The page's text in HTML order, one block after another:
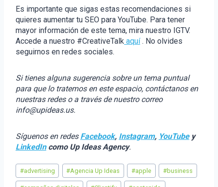
Es importante que sigas estas recomendaciones si
quieres aumentar tu SEO para YouTube. Para tener
mayor información de este tema, mira nuestro IGTV.
Accede a nuestro #CreativeTalk aquí. No olvides
seguirnos en redes sociales.
Si tienes alguna sugerencia sobre un tema puntual
para que lo tratemos en este espacio, contáctanos en
nuestras redes o a través de nuestro correo
info@upideas.us.
Síguenos en redes Facebook, Instagram, YouTubey
LinkedIncomo Up Ideas Agency.
Etiquetas
de
#advertising #Agencia Up Ideas #apple #business